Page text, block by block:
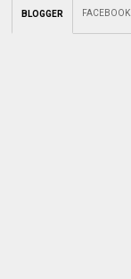
BLOGGER FACEBOOK